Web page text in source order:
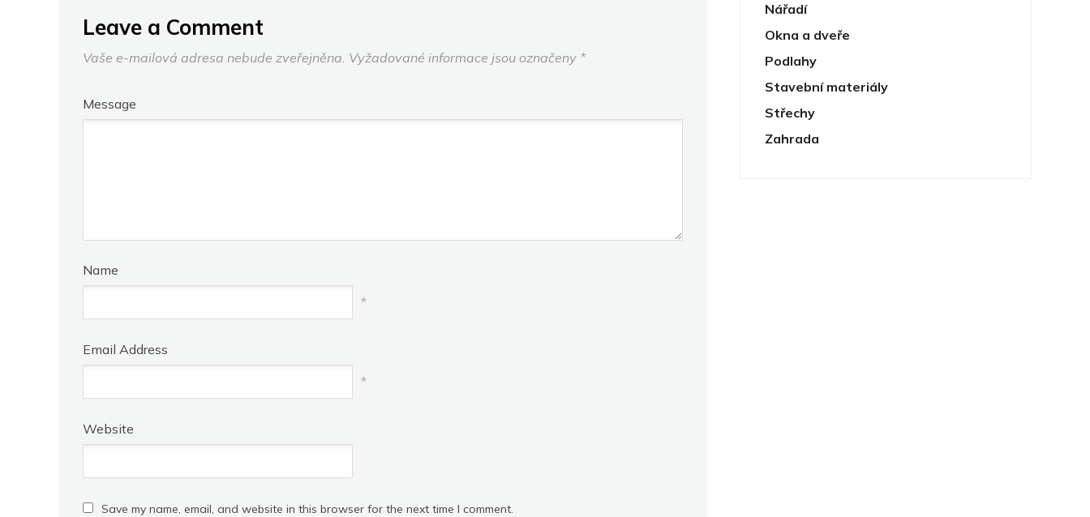
Leave a Comment
Vaše e-mailová adresa nebude zveřejněna. Vyžadované informace jsou označeny *
Message
Name
*
Email Address
*
Website
Save my name, email, and website in this browser for the next time I comment.
Nářadí
Okna a dveře
Podlahy
Stavební materiály
Střechy
Zahrada